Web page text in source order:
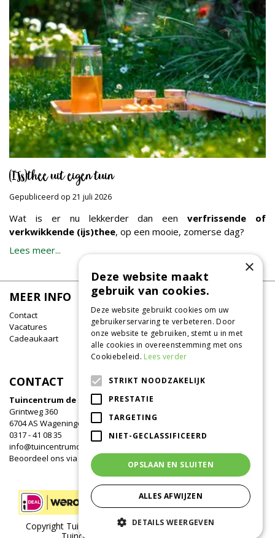
(IJs)thee uit eigen tuin
Gepubliceerd op 21 juli 2026
Wat is er nu lekkerder dan eenverfrissende of
verkwikkende (ijs)thee, op een mooie, zomerse dag?
Lees meer...
MEER INFO
Contact
Vacatures
Cadeaukaart
CONTACT
Tuincentrum de Oude Tol
Grintweg 360
6704 AS Wageningen
0317 - 41 08 35
info@tuincentrumdeoudetol.nl
Beoordeel ons via
Google
Copyright Tuincentrum de Oude Tol /Green Solutions
×
Deze website maakt
gebruik van cookies.
Deze website gebruikt cookies om uw
gebruikerservaring te verbeteren. Door
onze website te gebruiken, stemt u in met
alle cookies in overeenstemming met ons
Cookiebeleid. Lees verder
STRIKT NOODZAKELIJK
PRESTATIE
TARGETING
NIET-GECLASSIFICEERD
OPSLAAN EN SLUITEN
ALLES AFWIJZEN
DETAILS WEERGEVEN